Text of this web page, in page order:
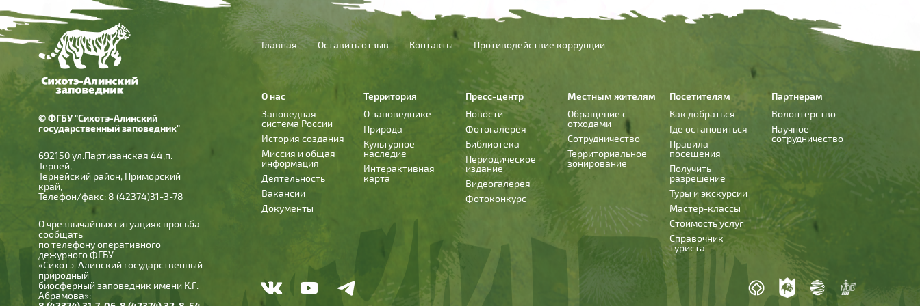
© ФГБУ "Сихотэ-Алинский
государственный заповедник"
692150 ул.Партизанская 44,п.
Терней,
Тернейский район, Приморский
край,
Телефон/факс: 8 (42374)31-3-78
О чрезвычайных ситуациях просьба
сообщать
по телефону оперативного
дежурного ФГБУ
«Сихотэ-Алинский государственный
природный
биосферный заповедник имени К.Г.
Абрамова»:
Главная Оставить отзыв Контакты Противодействие коррупции
О нас
Заповедная
система России
История создания
Миссия и общая
информация
Деятельность
Вакансии
Документы
Территория
О заповеднике
Природа
Культурное
наследие
Интерактивная
карта
Пресс-центр
Новости
Фотогалерея
Библиотека
Периодическое
издание
Видеогалерея
Фотоконкурс
Местным жителям
Обращение с
отходами
Сотрудничество
Территориальное
зонирование
Посетителям
Как добраться
Где остановиться
Правила
посещения
Получить
разрешение
Туры и экскурсии
Мастер-классы
Стоимость услуг
Справочник
туриста
Партнерам
Волонтерство
Научное
сотрудничество